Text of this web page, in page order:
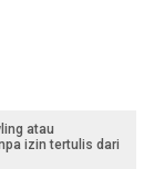
atau
izin tertulis dari